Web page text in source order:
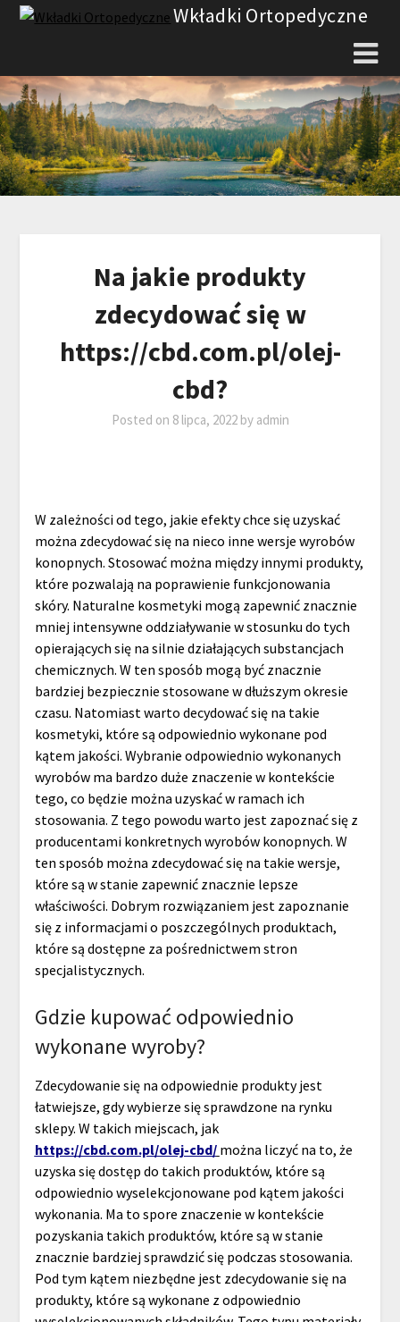
Skip
Wkładki Ortopedyczne
Na jakie produkty
zdecydować się w
https://cbd.com.pl/olej-
cbd?
Posted on 8 lipca, 2022by admin
W zależności od tego, jakie efekty chce się uzyskać
można zdecydować się na nieco inne wersje wyrobów
konopnych. Stosować można między innymi produkty,
które pozwalają na poprawienie funkcjonowania
skóry. Naturalne kosmetyki mogą zapewnić znacznie
mniej intensywne oddziaływanie w stosunku do tych
opierających się na silnie działających substancjach
chemicznych. W ten sposób mogą być znacznie
bardziej bezpiecznie stosowane w dłuższym okresie
czasu. Natomiast warto decydować się na takie
kosmetyki, które są odpowiednio wykonane pod
kątem jakości. Wybranie odpowiednio wykonanych
wyrobów ma bardzo duże znaczenie w kontekście
tego, co będzie można uzyskać w ramach ich
stosowania. Z tego powodu warto jest zapoznać się z
producentami konkretnych wyrobów konopnych. W
ten sposób można zdecydować się na takie wersje,
które są w stanie zapewnić znacznie lepsze
właściwości. Dobrym rozwiązaniem jest zapoznanie
się z informacjami o poszczególnych produktach,
które są dostępne za pośrednictwem stron
specjalistycznych.
Gdzie kupować odpowiednio
wykonane wyroby?
Zdecydowanie się na odpowiednie produkty jest
łatwiejsze, gdy wybierze się sprawdzone na rynku
sklepy. W takich miejscach, jak
https://cbd.com.pl/olej-cbd/ można liczyć na to, że
uzyska się dostęp do takich produktów, które są
odpowiednio wyselekcjonowane pod kątem jakości
wykonania. Ma to spore znaczenie w kontekście
pozyskania takich produktów, które są w stanie
znacznie bardziej sprawdzić się podczas stosowania.
Pod tym kątem niezbędne jest zdecydowanie się na
produkty, które są wykonane z odpowiednio